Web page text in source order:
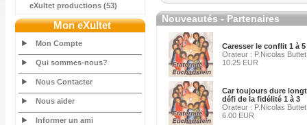
eXultet productions (53)
Mon eXultet
Mon Compte
Qui sommes-nous?
Nous Contacter
Nous aider
Informer un ami
Nouveautés - Partenaires
Caresser le conflit 1 à 5
Orateur : P.Nicolas Buttet
10.25 EUR
Car toujours dure
défi de la fidélité 1 à 3
Orateur : P.Nicolas Buttet
6.00 EUR